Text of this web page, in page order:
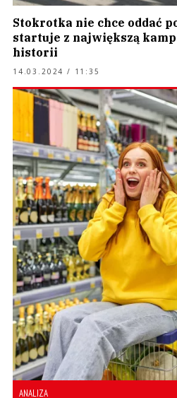
Stokrotka nie chce oddać
startuje z największą
historii
14.03.2024 / 11:35
ANALIZA